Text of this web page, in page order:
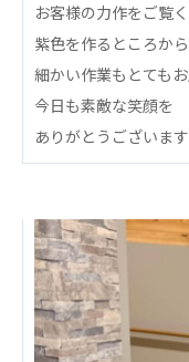
医療法人社団 デンタル
フォレストデンタル
医療法人 共生会
松園病院介護医療院
松園第二病院
医療法人社団 鴻愛会
こうのす共生病院
OKP with Life クリニ
こうのすナーシング
あげお共生の家
お客様の力作をご覧
紫色を作るところか
細かい作業もとても
今日も素敵な笑顔を
ありがとうございます